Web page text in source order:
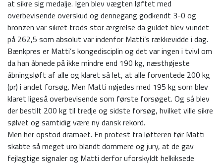
at sikre sig medalje. Igen blev vægten løftet med
overbevisende overskud og dennegang godkendt 3-0 og
bronzen var sikret trods stor ærgrelse da guldet blev vundet
på 262,5 som absolut var indenfor Matti’s rækkevidde i dag.
Bænkpres er Matti’s kongedisciplin og det var ingen i tvivl om
da han åbnede på ikke mindre end 190 kg, næsthøjeste
åbningsløft af alle og klaret så let, at alle forventede 200 kg
(pr) i andet forsøg. Men Matti nøjedes med 195 kg som blev
klaret ligeså overbevisende som første forsøget. Og så blev
der bestilt 200 kg til tredje og sidste forsøg, hvilket ville sikre
sølvet og samtidig være ny dansk rekord.
Men her opstod dramaet. En protest fra løfteren før Matti
skabte så meget uro blandt dommere og jury, at de gav
fejlagtige signaler og Matti derfor uforskyldt helkiksede